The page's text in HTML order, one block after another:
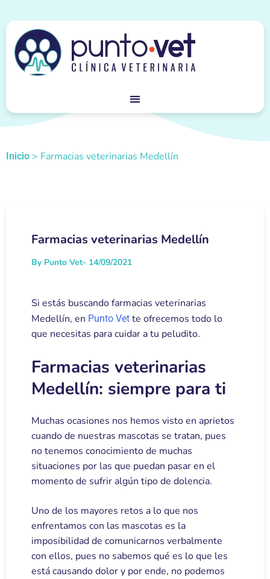
Inicio > Farmacias veterinarias Medellín
Farmacias veterinarias Medellín
By Punto Vet- 14/09/2021
Si estás buscando farmacias veterinarias
Medellín, en Punto Vet te ofrecemos todo lo
que necesitas para cuidar a tu peludito.
Farmacias veterinarias
Medellín: siempre para ti
Muchas ocasiones nos hemos visto en aprietos
cuando de nuestras mascotas se tratan, pues
no tenemos conocimiento de muchas
situaciones por las que puedan pasar en el
momento de sufrir algún tipo de dolencia.
Uno de los mayores retos a lo que nos
enfrentamos con las mascotas es la
imposibilidad de comunicarnos verbalmente
con ellos, pues no sabemos qué es lo que les
está causando dolor y por ende, no podemos